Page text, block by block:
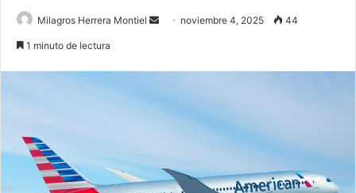
Milagros Herrera Montiel
Send noviembre 4, 2025 44
1 minuto de lectura